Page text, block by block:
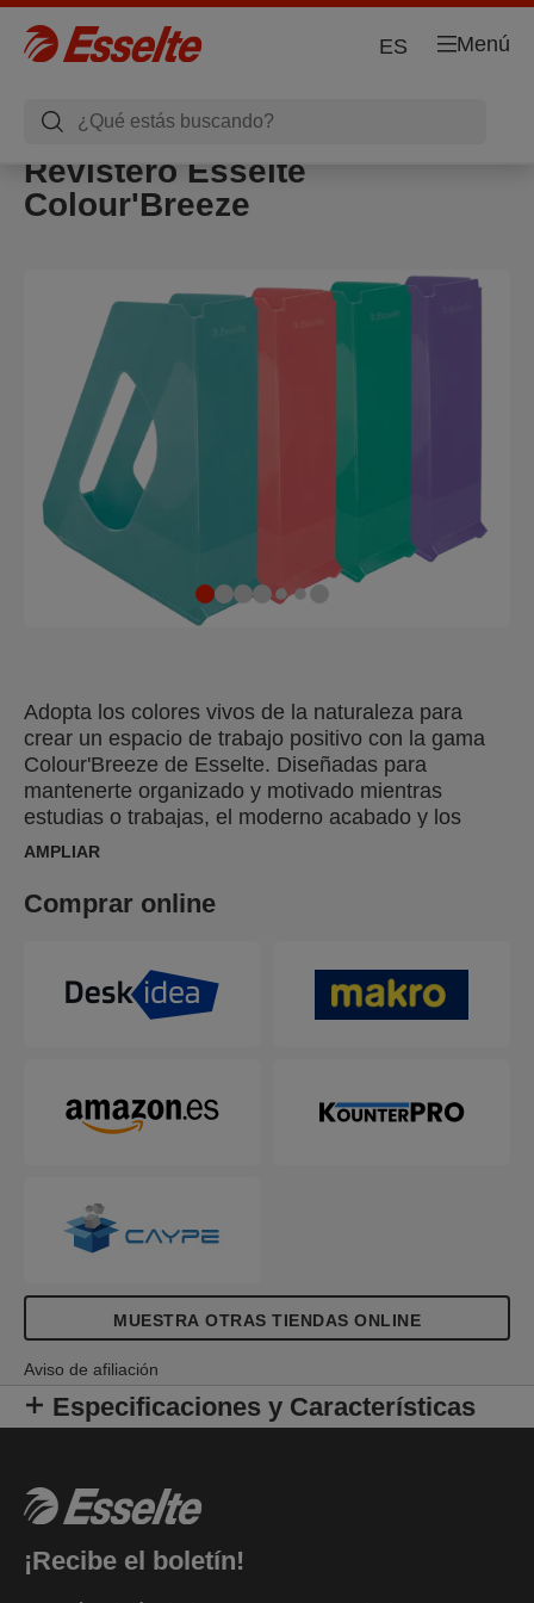
Menú
ES
Revistero Esselte
Colour'Breeze
Adopta los colores vivos de la naturaleza para
crear un espacio de trabajo positivo con la gama
Colour'Breeze de Esselte. Diseñadas para
mantenerte organizado y motivado mientras
estudias o trabajas, el moderno acabado y los
relajantes colores te harán soñar con tu próxima
está diseñado para guardar catálogos, revistas,
folletos y papeles. Ideales para su uso en
transparentes tienen una altura de lomo reducida
para mantener el contenido visible y de fácil
acceso. Disponibles en una selección de colores
fresca en tu vida!
AMPLIAR
Comprar online
MUESTRA OTRAS TIENDAS ONLINE
Aviso de afiliación
Especificaciones y Características
¡Recibe el boletín!